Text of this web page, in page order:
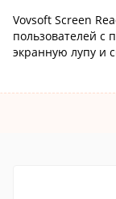
Vovsoft Screen
пользователей с
экранную лупу и